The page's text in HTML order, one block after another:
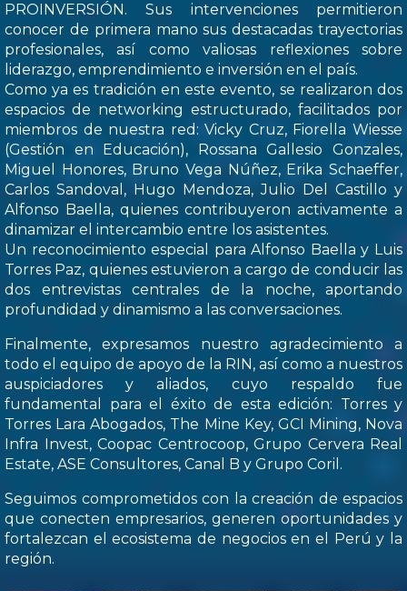
PROINVERSIÓN. Sus intervenciones permitieron
conocer de primera mano sus destacadas trayectorias
profesionales, así como valiosas reflexiones sobre
liderazgo, emprendimiento e inversión en el país.
Como ya es tradición en este evento, se realizaron dos
espacios de networking estructurado, facilitados por
miembros de nuestra red: Vicky Cruz, Fiorella Wiesse
(Gestión en Educación), Rossana Gallesio Gonzales,
Miguel Honores, Bruno Vega Núñez, Erika Schaeffer,
Carlos Sandoval, Hugo Mendoza, Julio Del Castillo y
Alfonso Baella, quienes contribuyeron activamente a
dinamizar el intercambio entre los asistentes.
Un reconocimiento especial para Alfonso Baella y Luis
Torres Paz, quienes estuvieron a cargo de conducir las
dos entrevistas centrales de la noche, aportando
profundidad y dinamismo a las conversaciones.
Finalmente, expresamos nuestro agradecimiento a
todo el equipo de apoyo de la RIN, así como a nuestros
auspiciadores y aliados, cuyo respaldo fue
fundamental para el éxito de esta edición: Torres y
Torres Lara Abogados, The Mine Key, GCI Mining, Nova
Infra Invest, Coopac Centrocoop, Grupo Cervera Real
Estate, ASE Consultores, Canal B y Grupo Coril.
Seguimos comprometidos con la creación de espacios
que conecten empresarios, generen oportunidades y
fortalezcan el ecosistema de negocios en el Perú y la
región.